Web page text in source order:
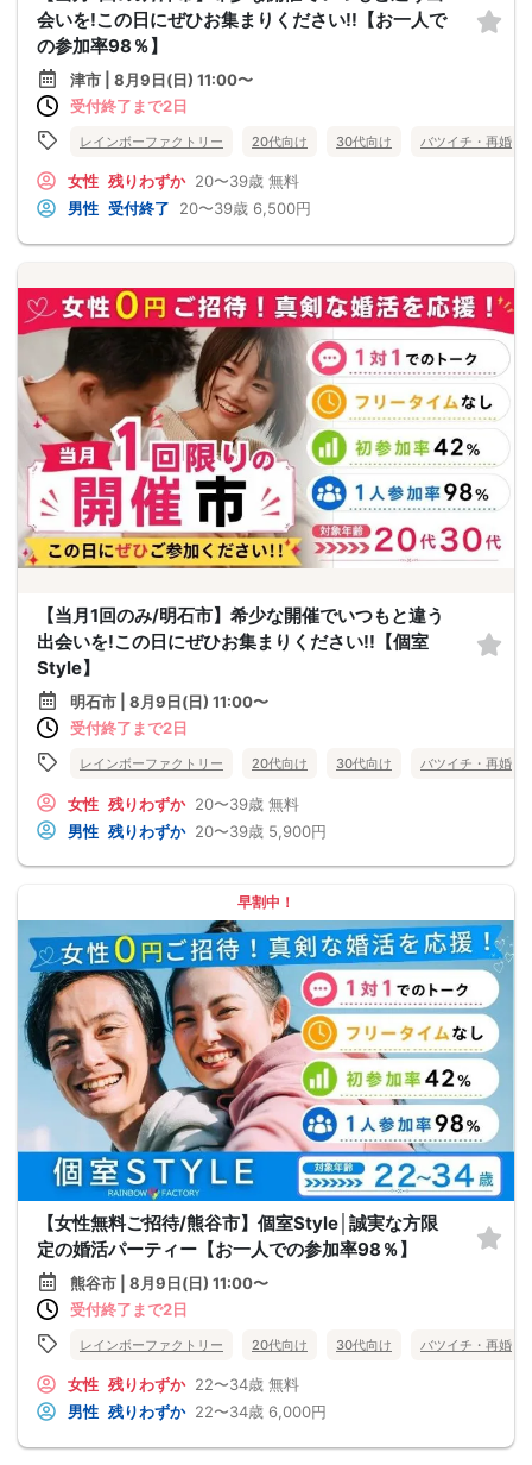
会いを!この日にぜひお集まりください!!【お一人で
の参加率98％】
津市 | 8月9日(日) 11:00〜
受付終了まで2日
レインボーファクトリー 20代向け 30代向け バツイチ・再婚
女性 残りわずか 20〜39歳 無料
男性 受付終了 20〜39歳 6,500円
【当月1回のみ/明石市】希少な開催でいつもと違う
出会いを!この日にぜひお集まりください!!【個室
Style】
明石市 | 8月9日(日) 11:00〜
受付終了まで2日
レインボーファクトリー 20代向け 30代向け バツイチ・再婚
女性 残りわずか 20〜39歳 無料
男性 残りわずか 20〜39歳 5,900円
早割中！
【女性無料ご招待/熊谷市】個室Style│誠実な方限
定の婚活パーティー【お一人での参加率98％】
熊谷市 | 8月9日(日) 11:00〜
受付終了まで2日
レインボーファクトリー 20代向け 30代向け バツイチ・再婚
女性 残りわずか 22〜34歳 無料
男性 残りわずか 22〜34歳 6,000円